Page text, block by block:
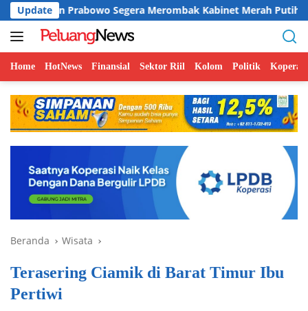
Langsung
ke
konten
Update
Segera Merombak Kabinet Merah Putih MBG
Home HotNews Finansial Sektor Riil Kolom Politik Koperasi
Beranda Wisata
Terasering Ciamik di Barat Timur Ibu
Pertiwi